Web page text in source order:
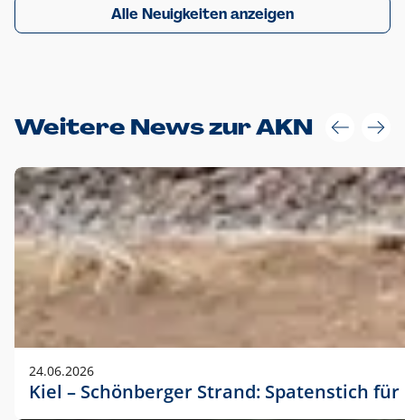
Alle Neuigkeiten anzeigen
Weitere News zur AKN
24.06.2026
Kiel – Schönberger Strand: Spatenstich